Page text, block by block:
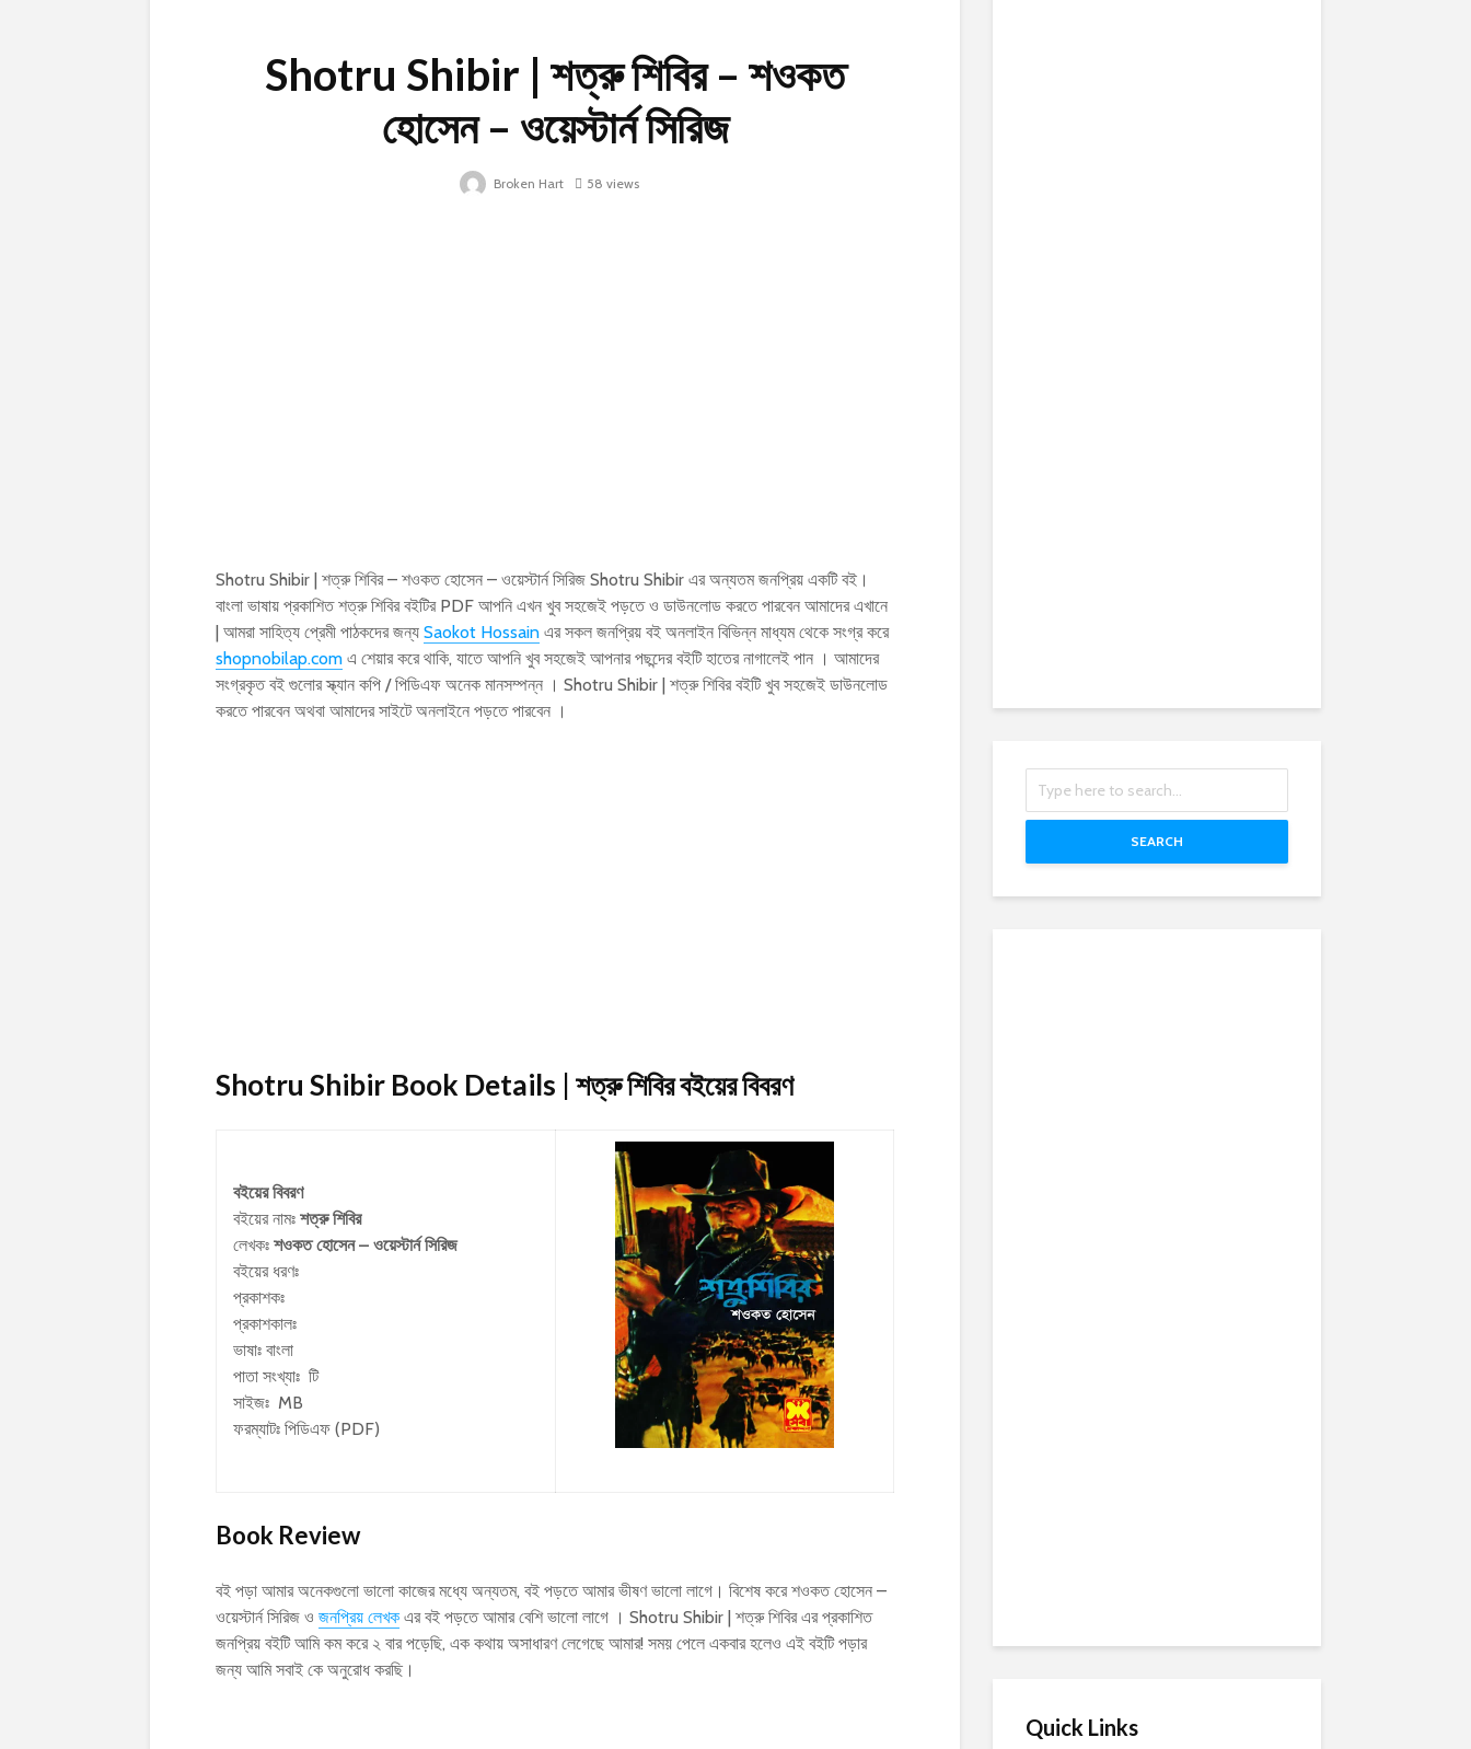
Shotru Shibir | শত্রু শিবির – শওকত
হোসেন – ওয়েস্টার্ন সিরিজ
Broken Hart 58 views
Shotru Shibir | শত্রু শিবির – শওকত হোসেন – ওয়েস্টার্ন সিরিজ Shotru Shibir এর অন্যতম জনপ্রিয় একটি বই।
বাংলা ভাষায় প্রকাশিত শত্রু শিবির বইটির PDF আপনি এখন খুব সহজেই পড়তে ও ডাউনলোড করতে পারবেন আমাদের এখানে
| আমরা সাহিত্য প্রেমী পাঠকদের জন্য Saokot Hossain এর সকল জনপ্রিয় বই অনলাইন বিভিন্ন মাধ্যম থেকে সংগ্র করে
shopnobilap.com এ শেয়ার করে থাকি, যাতে আপনি খুব সহজেই আপনার পছন্দের বইটি হাতের নাগালেই পান । আমাদের
সংগ্রকৃত বই গুলোর স্ক্যান কপি / পিডিএফ অনেক মানসম্পন্ন । Shotru Shibir | শত্রু শিবির বইটি খুব সহজেই ডাউনলোড
করতে পারবেন অথবা আমাদের সাইটে অনলাইনে পড়তে পারবেন ।
Shotru Shibir Book Details | শত্রু শিবিরবইয়ের বিবরণ
বইয়ের বিবরণ
বইয়ের নামঃ শত্রু শিবির
লেখকঃ শওকত হোসেন – ওয়েস্টার্ন সিরিজ
বইয়ের ধরণঃ
প্রকাশকঃ
প্রকাশকালঃ
ভাষাঃ বাংলা
পাতা সংখ্যাঃ টি
সাইজঃ MB
ফরম্যাটঃ পিডিএফ (PDF)
Book Review
বই পড়া আমার অনেকগুলো ভালো কাজের মধ্যে অন্যতম, বই পড়তে আমার ভীষণ ভালো লাগে। বিশেষ করে শওকত হোসেন –
ওয়েস্টার্ন সিরিজ ও জনপ্রিয় লেখক এর বই পড়তে আমার বেশি ভালো লাগে । Shotru Shibir | শত্রু শিবির এর প্রকাশিত
জনপ্রিয় বইটি আমি কম করে ২ বার পড়েছি, এক কথায় অসাধারণ লেগেছে আমার! সময় পেলে একবার হলেও এই বইটি পড়ার
জন্য আমি সবাই কে অনুরোধ করছি।
SEARCH
Quick Links